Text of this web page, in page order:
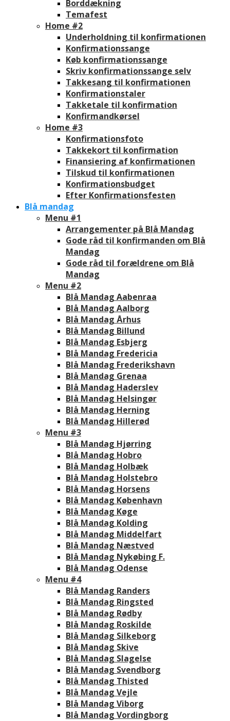
Borddækning
Temafest
Home #2
Underholdning til konfirmationen
Konfirmationssange
Køb konfirmationssange
Skriv konfirmationssange selv
Takkesang til konfirmationen
Konfirmationstaler
Takketale til konfirmation
Konfirmandkørsel
Home #3
Konfirmationsfoto
Takkekort til konfirmation
Finansiering af konfirmationen
Tilskud til konfirmationen
Konfirmationsbudget
Efter Konfirmationsfesten
Blå mandag
Menu #1
Arrangementer på Blå Mandag
Gode råd til konfirmanden om Blå
Mandag
Gode råd til forældrene om Blå
Mandag
Menu #2
Blå Mandag Aabenraa
Blå Mandag Aalborg
Blå Mandag Århus
Blå Mandag Billund
Blå Mandag Esbjerg
Blå Mandag Fredericia
Blå Mandag Frederikshavn
Blå Mandag Grenaa
Blå Mandag Haderslev
Blå Mandag Helsingør
Blå Mandag Herning
Blå Mandag Hillerød
Menu #3
Blå Mandag Hjørring
Blå Mandag Hobro
Blå Mandag Holbæk
Blå Mandag Holstebro
Blå Mandag Horsens
Blå Mandag København
Blå Mandag Køge
Blå Mandag Kolding
Blå Mandag Middelfart
Blå Mandag Næstved
Blå Mandag Nykøbing F.
Blå Mandag Odense
Menu #4
Blå Mandag Randers
Blå Mandag Ringsted
Blå Mandag Rødby
Blå Mandag Roskilde
Blå Mandag Silkeborg
Blå Mandag Skive
Blå Mandag Slagelse
Blå Mandag Svendborg
Blå Mandag Thisted
Blå Mandag Vejle
Blå Mandag Viborg
Blå Mandag Vordingborg